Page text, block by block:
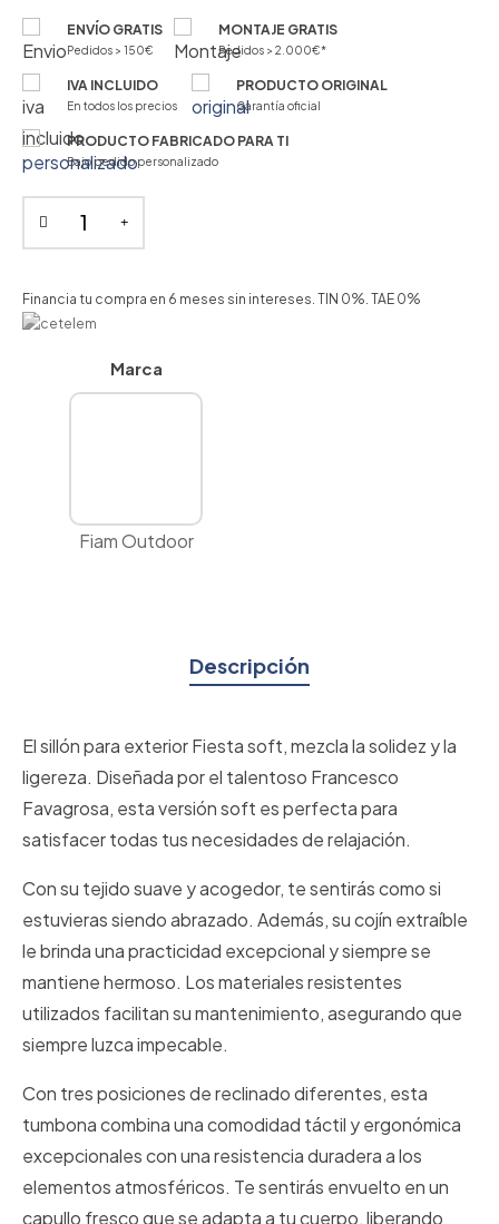
ENVÍO GRATIS
Pedidos > 150€
MONTAJE GRATIS
Pedidos > 2.000€*
IVA INCLUIDO
En todos los precios
PRODUCTO ORIGINAL
Garantía oficial
PRODUCTO FABRICADO PARA TI
Bajo pedido personalizado
Financia tu compra en 6 meses sin intereses. TIN 0%. TAE 0%
Marca
Fiam Outdoor
Descripción
El sillón para exterior Fiesta soft, mezcla la solidez y la
ligereza. Diseñada por el talentoso Francesco
Favagrosa, esta versión soft es perfecta para
satisfacer todas tus necesidades de relajación.
Con su tejido suave y acogedor, te sentirás como si
estuvieras siendo abrazado. Además, su cojín extraíble
le brinda una practicidad excepcional y siempre se
mantiene hermoso. Los materiales resistentes
utilizados facilitan su mantenimiento, asegurando que
siempre luzca impecable.
Con tres posiciones de reclinado diferentes, esta
tumbona combina una comodidad táctil y ergonómica
excepcionales con una resistencia duradera a los
elementos atmosféricos. Te sentirás envuelto en un
capullo fresco que se adapta a tu cuerpo, liberando